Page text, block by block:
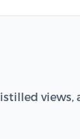
views,